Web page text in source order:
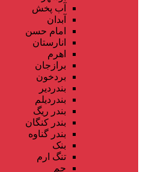
آب پخش
آبدان
امام حسن
انارستان
اهرم
برازجان
بردخون
بندردیر
بندردیلم
بندر ریگ
بندر کنگان
بندر گناوه
بنک
تنگ ارم
جم